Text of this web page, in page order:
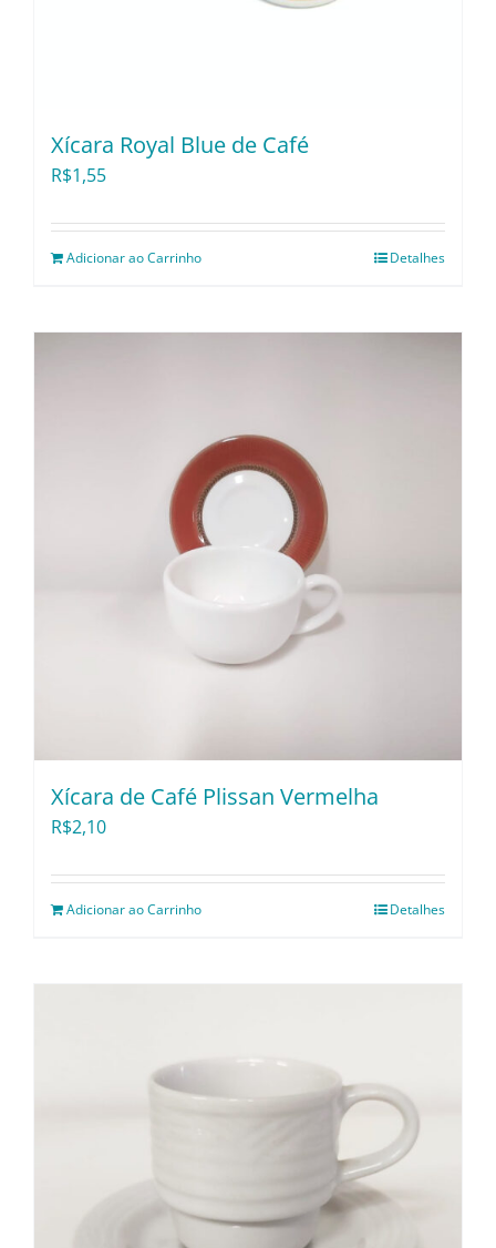
Xícara Royal Blue de Café
R$1,55
Adicionar ao Carrinho Detalhes
Xícara de Café Plissan Vermelha
R$2,10
Adicionar ao Carrinho Detalhes